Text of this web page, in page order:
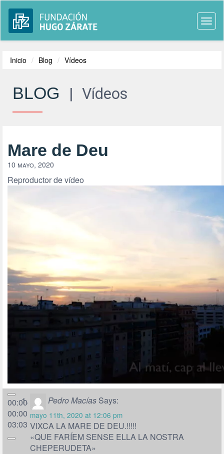
Inicio Blog Vídeos
BLOG | Vídeos
Mare de Deu
10 mayo, 2020
Reproductor de vídeo
00:00
00:00
03:03
Pedro Macías Says:
mayo 11th, 2020 at 12:06 pm
VIXCA LA MARE DE DEU.!!!!!
«QUE FARÍEM SENSE ELLA LA NOSTRA
CHEPERUDETA»